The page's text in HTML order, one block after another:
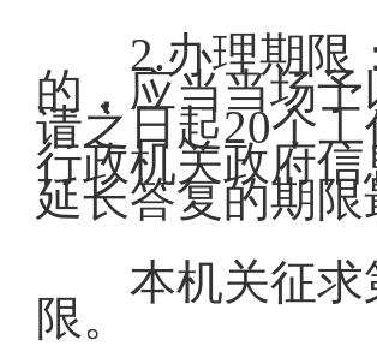
2.办理期限
的，应当当场
请之日起20个
行政机关政府
延长答复的期
本机关征
限。